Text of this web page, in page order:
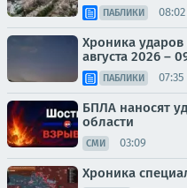
ПАБЛИКИ 08:02
Хроника
августа 2026 –
ПАБЛИКИ 07:35
БПЛА наносят
области
СМИ 03:09
Хроника